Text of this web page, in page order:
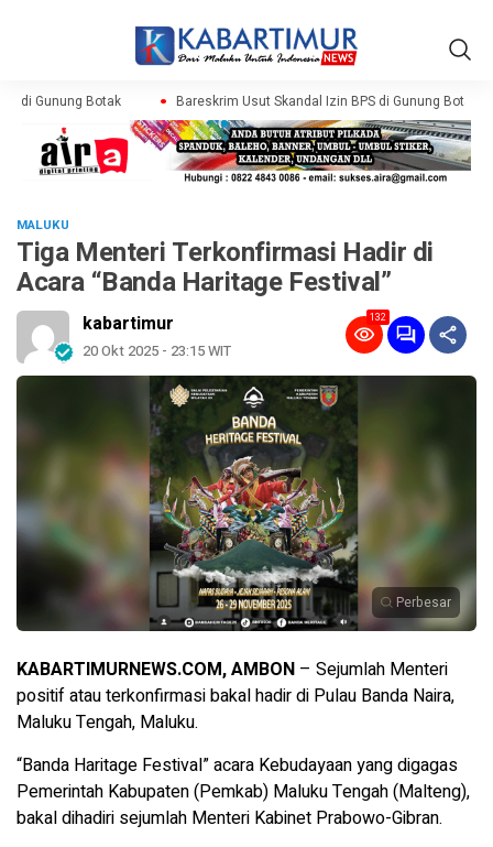
di Gunung Botak Bareskrim Usut Skandal Izin BPS di Gunung Botak
MALUKU
Tiga Menteri Terkonfirmasi Hadir di
Acara “Banda Haritage Festival”
kabartimur
20 Okt 2025 - 23:15 WIT
132
Perbesar
KABARTIMURNEWS.COM, AMBON – Sejumlah Menteri
positif atau terkonfirmasi bakal hadir di Pulau Banda Naira,
Maluku Tengah, Maluku.
“Banda Haritage Festival” acara Kebudayaan yang digagas
Pemerintah Kabupaten (Pemkab) Maluku Tengah (Malteng),
bakal dihadiri sejumlah Menteri Kabinet Prabowo-Gibran.